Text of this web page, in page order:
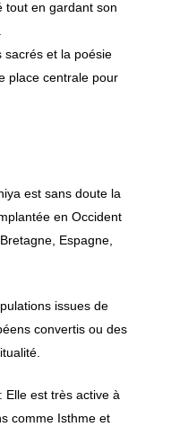
tout en gardant son
sacrés et la poésie
place centrale pour
est sans doute la
en Occident
Espagne,
issues de
convertis ou des
Elle est très active à
comme Isthme et
Découvrir le
L’expérience
Sources
Un point de vue soufi
Le cheminement
Voie du cœur
Initiation et
Prophètes et saints
Arts & culture
Qasaid – Samaa –
Orient et occident
Sagesses
La Voie Qadiriya
Boutchichiya
Sidi Hamza
Sidi Mounir
Chaine initiatique
Rencontres
Nice